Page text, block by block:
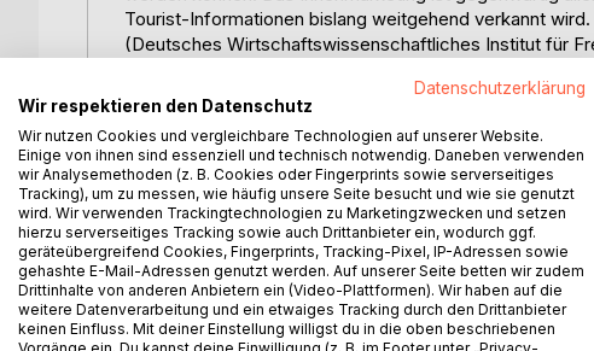
Tourist-Informationen bislang weitgehend verkannt
(Deutsches Wirtschaftswissenschaftliches Institut für
strukturelle Probleme im Deutschlandtourismus
Gewichtung des Aufgabenschwerpunktes
Im so genannten öffentlich orientierten
Tourismusstellen, desto größer die Zahl der
Mit dieser Aussage beschreibt Bleile die Situation im
Strukturproblematik hin, die sich wie folgt darstellt:
 Kreis- und Landesgrenzen stimmen meist nicht mit
 Der Regionalismus (Stichwort Kirchturmdenken) ist
 Die Einflussnahme von Politik und Verwaltung ist im
 Meist keine Erfolgskontrolle und Aufgabenkritik in den
 Mangelnde Transparenz und fehlende eindeutige
Datenschutzerklärung
Wir respektieren den Datenschutz
Wir nutzen Cookies und vergleichbare Technologien auf unserer Website.
Einige von ihnen sind essenziell und technisch notwendig. Daneben verwenden
wir Analysemethoden (z. B. Cookies oder Fingerprints sowie serverseitiges
Tracking), um zu messen, wie häufig unsere Seite besucht und wie sie genutzt
wird. Wir verwenden Trackingtechnologien zu Marketingzwecken und setzen
hierzu serverseitiges Tracking sowie auch Drittanbieter ein, wodurch ggf.
geräteübergreifend Cookies, Fingerprints, Tracking-Pixel, IP-Adressen sowie
gehashte E-Mail-Adressen genutzt werden. Auf unserer Seite betten wir zudem
Drittinhalte von anderen Anbietern ein (Video-Plattformen). Wir haben auf die
weitere Datenverarbeitung und ein etwaiges Tracking durch den Drittanbieter
keinen Einfluss. Mit deiner Einstellung willigst du in die oben beschriebenen